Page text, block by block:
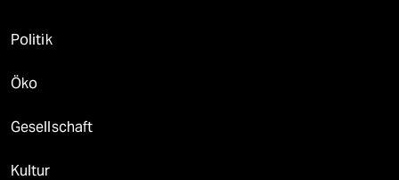
Politik
Öko
Gesellschaft
Kultur